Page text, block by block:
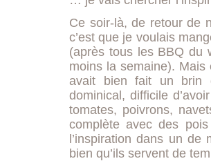
Ce soir-là, de retour de
c’est que je voulais
(après tous les BBQ du
moins la semaine). Mais
avait bien fait un brin
dominical, difficile
tomates, poivrons,
complète avec des
l’inspiration dans un
bien qu’ils servent de